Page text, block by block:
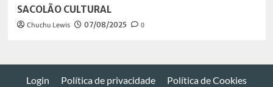
SACOLÃO CULTURAL
Chuchu Lewis 07/08/2025 0
Login Política de privacidade Política de Cookies